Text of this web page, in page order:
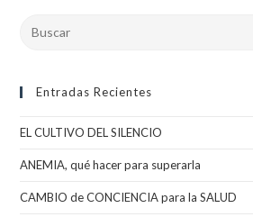
Buscar
webEntradas Recientes
EL CULTIVO DEL SILENCIO
ANEMIA, qué hacer para superarla
CAMBIO de CONCIENCIA para la SALUD